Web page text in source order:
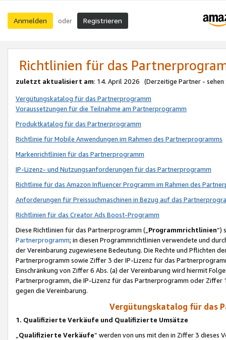
Anmelden oder Registrieren
Richtlinien für das
zuletzt aktualisiert am: 14. April 2026 (Derzeitige Partner - sehen
Vergütungskatalog für das Partnerprogramm
Voraussetzungen für die Teilnahme am Partnerprogramm
Produktkatalog für das Partnerprogramm
Richtlinie für Mobile Anwendungen im Rahmen des Partnerprogramms
Markenrichtlinien für das Partnerprogramm
IP-Lizenz- und Nutzungsanforderungen für das Partnerprogramm
Richtlinie für das Amazon Influencer Programm im Rahmen des
Anforderungen für Preissuchmaschinen in Bezug auf das
Richtlinien für das Creator Ads Boost-Programm
Diese Richtlinien für das Partnerprogramm („Programmrichtlinien“)
Partnerprogramm; in diesen Programmrichtlinien verwendete und
der Vereinbarung zugewiesene Bedeutung. Die Rechte und Pflichten
Partnerprogramm sowie Ziffer 3 der IP-Lizenz für das
Einschränkung von Ziffer 6 Abs. (a) der Vereinbarung wird hiermit
Partnerprogramm, die IP-Lizenz für das Partnerprogramm oder
gegen die Vereinbarung.
Vergütungskatalog für das
1. Qualifizierte Verkäufe und Qualifizierte Umsätze
Qualifizierte Verkäufe“ werden von uns mit den in Ziffer 3